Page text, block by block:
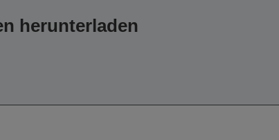
herunterladen